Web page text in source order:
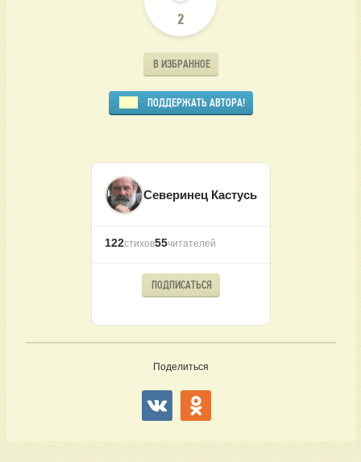
2
В ИЗБРАННОЕ
ПОДДЕРЖАТЬ АВТОРА!
Северинец Кастусь
122стихов55читателей
ПОДПИСАТЬСЯ
Поделиться